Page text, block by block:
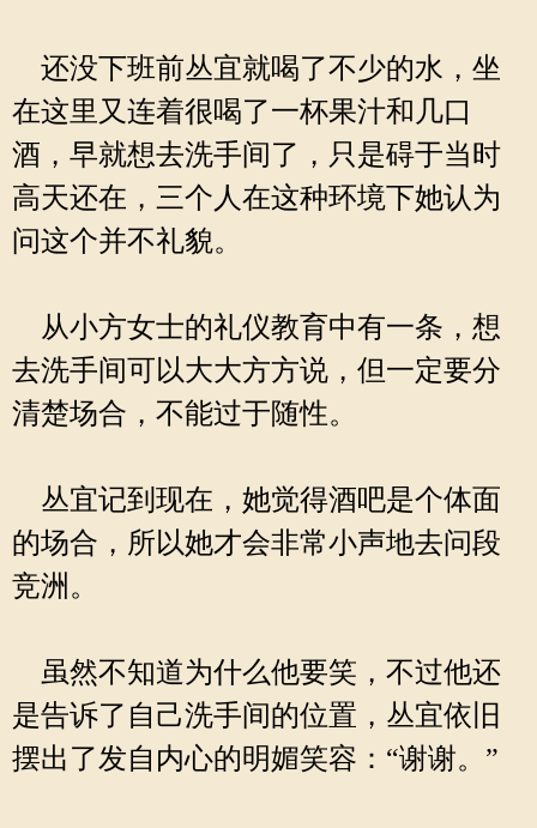
还没下班前丛宜就喝了不少的水，坐
在这里又连着很喝了一杯果汁和几口
酒，早就想去洗手间了，只是碍于当时
高天还在，三个人在这种环境下她认为
问这个并不礼貌。
从小方女士的礼仪教育中有一条，想
去洗手间可以大大方方说，但一定要分
清楚场合，不能过于随性。
丛宜记到现在，她觉得酒吧是个体面
的场合，所以她才会非常小声地去问段
竞洲。
虽然不知道为什么他要笑，不过他还
是告诉了自己洗手间的位置，丛宜依旧
摆出了发自内心的明媚笑容：“谢谢。”